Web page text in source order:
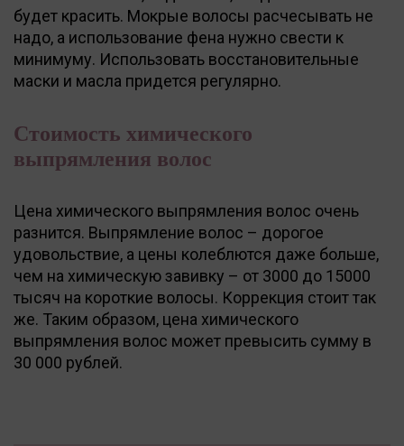
будет красить. Мокрые волосы расчесывать не
надо, а использование фена нужно свести к
минимуму. Использовать восстановительные
маски и масла придется регулярно.
Стоимость химического
выпрямления волос
Цена химического выпрямления волос очень
разнится. Выпрямление волос – дорогое
удовольствие, а цены колеблются даже больше,
чем на химическую завивку – от 3000 до 15000
тысяч на короткие волосы. Коррекция стоит так
же. Таким образом, цена химического
выпрямления волос может превысить сумму в
30 000 рублей.